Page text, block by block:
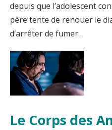
depuis que l’adolescent
père tente de renouer le
d’arrêter de fumer…
Le Corps des